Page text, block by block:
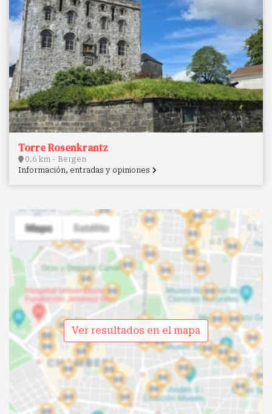
Torre Rosenkrantz
0.6 km - Bergen
Información, entradas y opiniones
Ver resultados en el mapa